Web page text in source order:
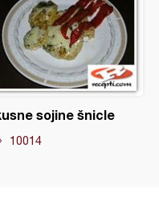
sojine šnicle
10014